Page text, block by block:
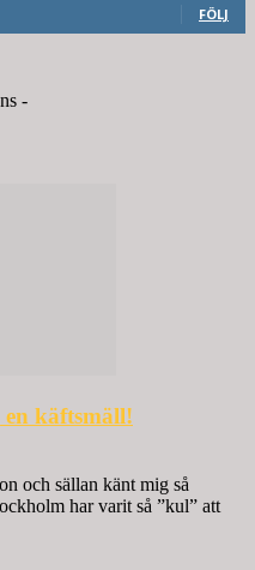
FÖLJ
-
käftsmäll!
och sällan känt mig så
har varit så ”kul” att